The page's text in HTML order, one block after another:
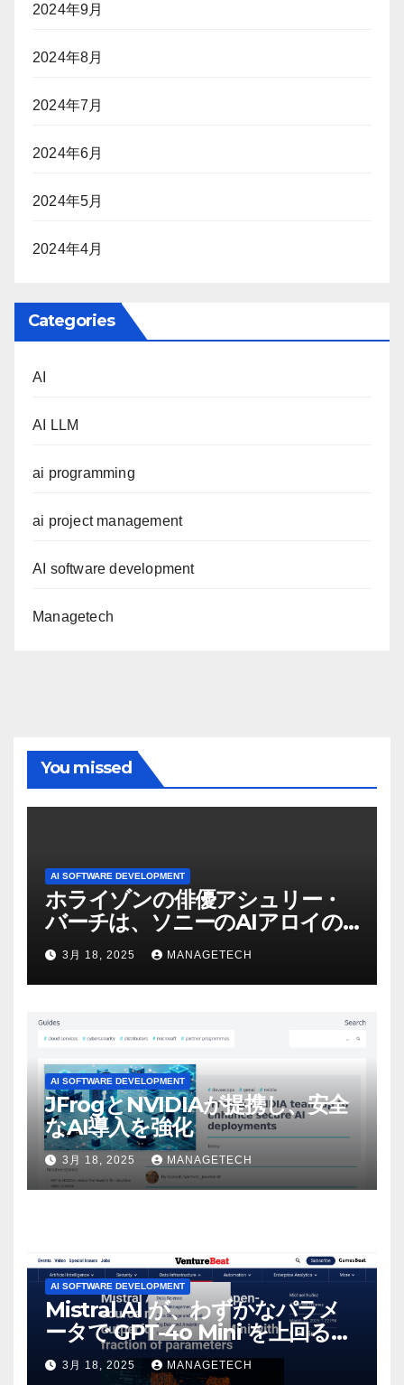
2024年9月
2024年8月
2024年7月
2024年6月
2024年5月
2024年4月
Categories
AI
AI LLM
ai programming
ai project management
AI software development
Managetech
You missed
AI SOFTWARE DEVELOPMENT
ホライゾンの俳優アシュリー・
バーチは、ソニーのAIアロイの
ビデオを見て「ゲームパフォー
マンスという芸術形式に不安を
感じた」と語る – IGN
3月 18, 2025 MANAGETECH
AI SOFTWARE DEVELOPMENT
JFrogとNVIDIAが提携し、安全
なAI導入を強化
3月 18, 2025 MANAGETECH
AI SOFTWARE DEVELOPMENT
Mistral AI が、わずかなパラメ
ータで GPT-4o Mini を上回る新
しいオープンソース モデルをリ
リース | VentureBeat
3月 18, 2025 MANAGETECH